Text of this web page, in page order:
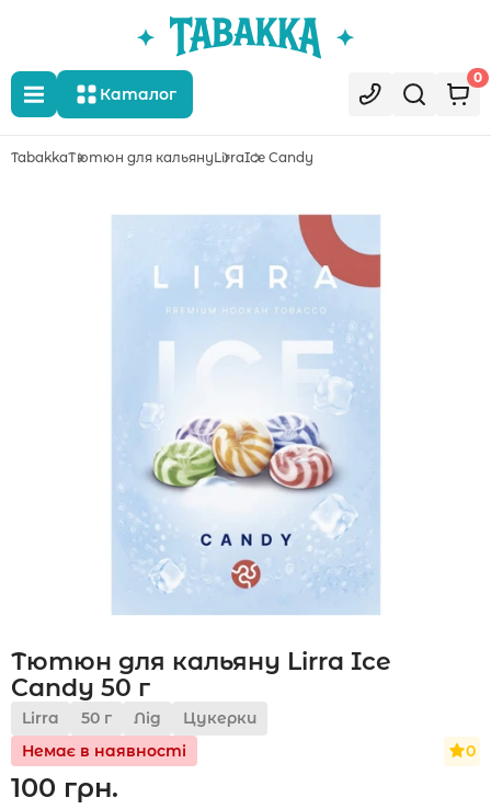
Каталог
0
Укр
TabakkaТютюн для кальянуLirraIce Candy
Тютюн для кальяну Lirra Ice
Candy 50 г
Lirra 50 г Лід
Цукерки
Немає в наявності
0
100 грн.